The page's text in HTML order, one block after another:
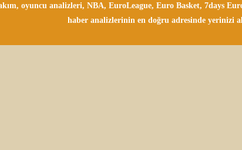
oyuncu analizleri, NBA, EuroLeague, Euro Basket, 7days
haber analizlerinin en doğru adresinde yerinizi